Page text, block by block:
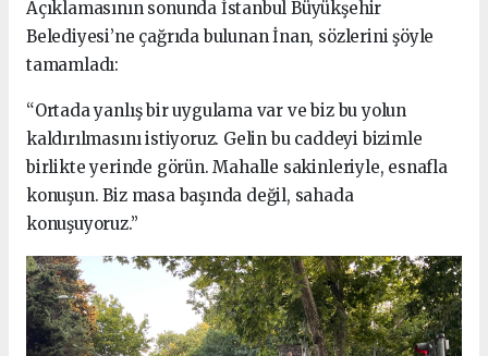
Açıklamasının sonunda İstanbul Büyükşehir
Belediyesi’ne çağrıda bulunan İnan, sözlerini şöyle
tamamladı:
“Ortada yanlış bir uygulama var ve biz bu yolun
kaldırılmasını istiyoruz. Gelin bu caddeyi bizimle
birlikte yerinde görün. Mahalle sakinleriyle, esnafla
konuşun. Biz masa başında değil, sahada
konuşuyoruz.”